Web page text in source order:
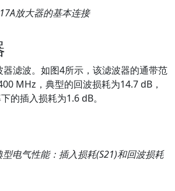
放大器的基本连接
器滤波。如图4所示，该滤波器的通带范
MHz，典型的回波损耗为14.7 dB，
的插入损耗为1.6 dB。
型电气性能： 插入损耗(S21)和回波损耗